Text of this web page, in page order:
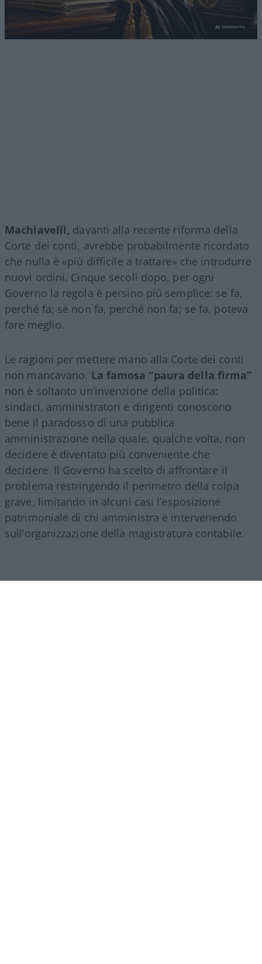
Machiavelli, davanti alla recente riforma della
Corte dei conti, avrebbe probabilmente ricordato
che nulla è «più difficile a trattare» che introdurre
nuovi ordini. Cinque secoli dopo, per ogni
Governo la regola è persino più semplice: se fa,
perché fa; se non fa, perché non fa; se fa, poteva
fare meglio.
Le ragioni per mettere mano alla Corte dei conti
non mancavano. La famosa “paura della firma”
non è soltanto un’invenzione della politica:
sindaci, amministratori e dirigenti conoscono
bene il paradosso di una pubblica
amministrazione nella quale, qualche volta, non
decidere è diventato più conveniente che
decidere. Il Governo ha scelto di affrontare il
problema restringendo il perimetro della colpa
grave, limitando in alcuni casi l’esposizione
patrimoniale di chi amministra e intervenendo
sull’organizzazione della magistratura contabile.